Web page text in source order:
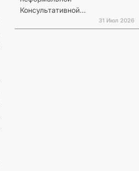
Консультативной...
31 Июл 2026